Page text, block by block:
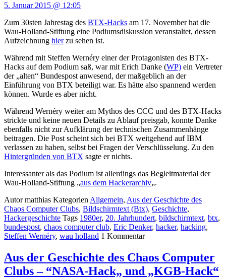
5. Januar 2015 @ 12:05
Zum 30sten Jahrestag des BTX-Hacks am 17. November hat die
Wau-Holland-Stiftung eine Podiumsdiskussion veranstaltet, dessen
Aufzeichnung hierzu sehen ist.
Während mit Steffen Wernéry einer der Protagonisten des BTX-
Hacks auf dem Podium saß, war mit Erich Danke (WP) ein Vertreter
der „alten“ Bundespost anwesend, der maßgeblich an der
Einführung von BTX beteiligt war. Es hätte also spannend werden
können. Wurde es aber nicht.
Während Wernéry weiter am Mythos des CCC und des BTX-Hacks
strickte und keine neuen Details zu Ablauf preisgab, konnte Danke
ebenfalls nicht zur Aufklärung der technischen Zusammenhänge
beitragen. Die Post scheint sich bei BTX weitgehend auf IBM
verlassen zu haben, selbst bei Fragen der Verschlüsselung. Zu den
Hintergründen von BTX sagte er nichts.
Interessanter als das Podium ist allerdings das Begleitmaterial der
Wau-Holland-Stiftung „aus dem Hackerarchiv„.
Autormatthias Kategorien Allgemein, Aus der Geschichte des
Chaos Computer Clubs, Bildschirmtext (Btx), Geschichte,
Hackergeschichte Tags 1980er, 20. Jahrhundert, bildschirmtext, btx,
bundespost, chaos computer club, Eric Denker, hacker, hacking,
Steffen Wernéry, wau holland 1 Kommentar
Aus der Geschichte des Chaos Computer
Clubs – “NASA-Hack„ und „KGB-Hack“